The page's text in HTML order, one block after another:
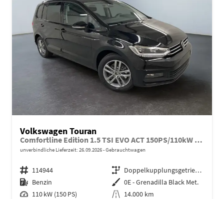
Volkswagen Touran
Comfortline Edition 1.5 TSI EVO ACT 150PS/110kW DSG7 2026 +APP-Connect+RFK+17"ALU+SHZ
unverbindliche Lieferzeit: 26.09.2026 Gebrauchtwagen
Fahrzeugnr. 114944 Getriebe
Doppelkupplungsgetriebe (DSG)
Kraftstoff Benzin Außenfarbe 0E - Grenadilla Black Met.
Leistung 110 kW (150 PS) Kilometerstand 14.000 km